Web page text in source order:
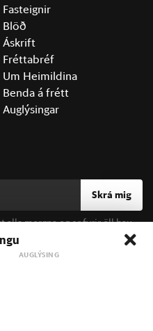
Fasteignir
Blöð
Áskrift
Fréttabréf
Um Heimildina
Benda á frétt
Auglýsingar
Skrá mig
alla morgna og er fyrir öll þau
og óháð
áskrift að Heimildinni